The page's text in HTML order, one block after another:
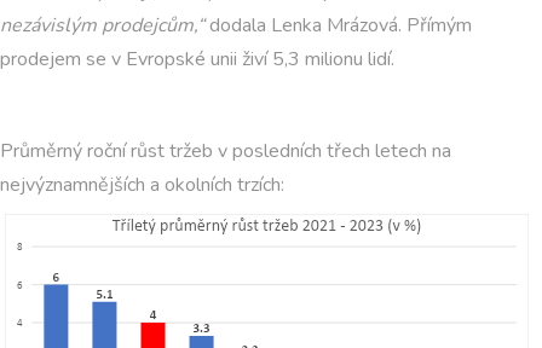
nezávislým prodejcům,“dodala Lenka Mrázová. Přímým
prodejem se v Evropské unii živí 5,3 milionu lidí.
Průměrný roční růst tržeb v posledních třech letech na
nejvýznamnějších a okolních trzích: